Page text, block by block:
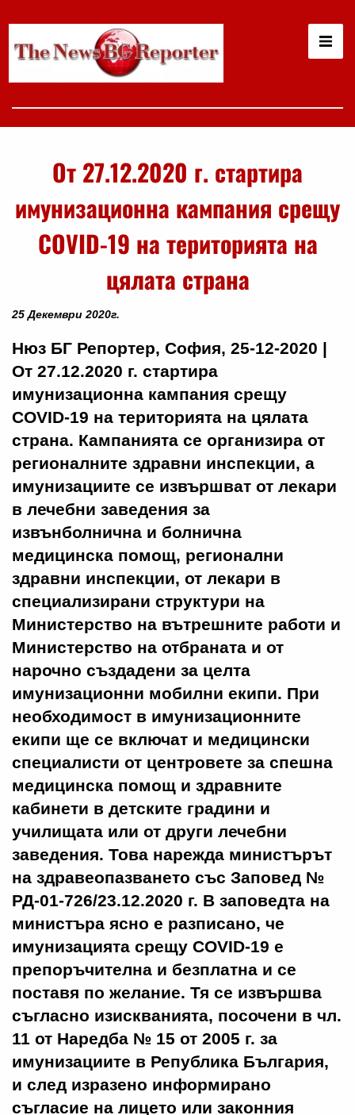
От 27.12.2020 г. стартира
имунизационна кампания срещу
COVID-19 на територията на
цялата страна
25 Декември 2020г.
Нюз БГ Репортер, София, 25-12-2020 |
От 27.12.2020 г. стартира
имунизационна кампания срещу
COVID-19 на територията на цялата
страна. Кампанията се организира от
регионалните здравни инспекции, а
имунизациите се извършват от лекари
в лечебни заведения за
извънболнична и болнична
медицинска помощ, регионални
здравни инспекции, от лекари в
специализирани структури на
Министерство на вътрешните работи и
Министерство на отбраната и от
нарочно създадени за целта
имунизационни мобилни екипи. При
необходимост в имунизационните
екипи ще се включат и медицински
специалисти от центровете за спешна
медицинска помощ и здравните
кабинети в детските градини и
училищата или от други лечебни
заведения. Това нарежда министърът
на здравеопазването със Заповед №
РД-01-726/23.12.2020 г. В заповедта на
министъра ясно е разписано, че
имунизацията срещу COVID-19 е
препоръчителна и безплатна и се
поставя по желание. Тя се извършва
съгласно изискванията, посочени в чл.
11 от Наредба № 15 от 2005 г. за
имунизациите в Република България,
и след изразено информирано
съгласие на лицето или законния